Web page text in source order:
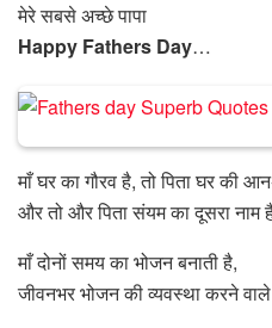
मेरे सबसे अच्छे पापा
Happy Fathers Day…
माँ घर का गौरव है, तो पिता घर की
और तो और पिता संयम का दूसरा नाम
माँ दोनों समय का भोजन बनाती है,
जीवनभर भोजन की व्यवस्था करने